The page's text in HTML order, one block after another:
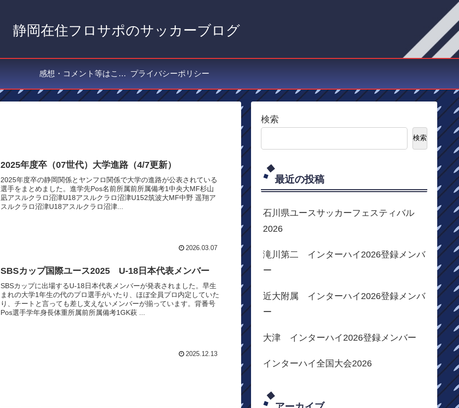
静岡在住フロサポのサッカーブログ
感想・コメント等はこちら プライバシーポリシー
2025年度卒（07世代）大学進路（4/7更新）
2025年度卒の静岡関係とヤンフロ関係で大学の進路が公表されている
選手をまとめました。進学先Pos名前所属前所属備考1中央大MF杉山
凪アスルクラロ沼津U18アスルクラロ沼津U152筑波大MF中野 遥翔ア
スルクラロ沼津U18アスルクラロ沼津...
2026.03.07
SBSカップ国際ユース2025 U-18日本代表メンバー
SBSカップに出場するU-18日本代表メンバーが発表されました。早生
まれの大学1年生の代のプロ選手がいたり、ほぼ全員プロ内定していた
り、チートと言っても差し支えないメンバーが揃っています。背番号
Pos選手学年身長体重所属前所属備考1GK萩 ...
2025.12.13
検索
検索
最近の投稿
石川県ユースサッカーフェスティバル
2026
滝川第二 インターハイ2026登録メンバ
ー
近大附属 インターハイ2026登録メンバ
ー
大津 インターハイ2026登録メンバー
インターハイ全国大会2026